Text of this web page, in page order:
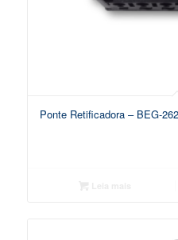
Ponte Retificadora – BEG-